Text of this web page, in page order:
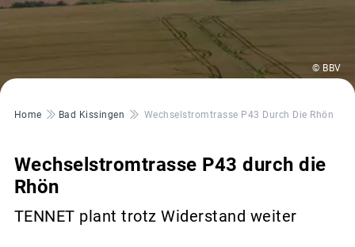
© BBV
Pfadnavigation
Home Bad Kissingen Wechselstromtrasse P43 Durch Die Rhön
Wechselstromtrasse P43 durch die
Rhön
TENNET plant trotz Widerstand weiter